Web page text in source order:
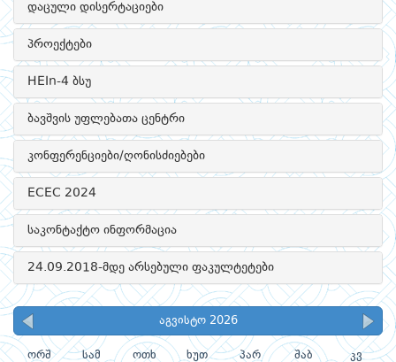
დაცული დისერტაციები
პროექტები
HEIn-4 ბსუ
ბავშვის უფლებათა ცენტრი
კონფერენციები/ღონისძიებები
ECEC 2024
საკონტაქტო ინფორმაცია
24.09.2018-მდე არსებული ფაკულტეტები
აგვისტო 2026
ორშ სამ ოთხ ხუთ პარ შაბ კვ